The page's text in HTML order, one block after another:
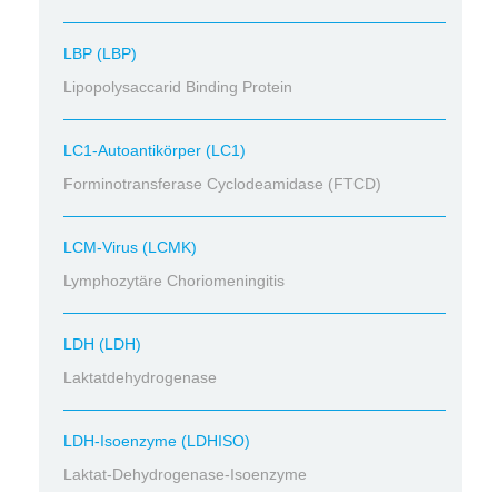
LBP (LBP)
Lipopolysaccarid Binding Protein
LC1-Autoantikörper (LC1)
Forminotransferase Cyclodeamidase (FTCD)
LCM-Virus (LCMK)
Lymphozytäre Choriomeningitis
LDH (LDH)
Laktatdehydrogenase
LDH-Isoenzyme (LDHISO)
Laktat-Dehydrogenase-Isoenzyme